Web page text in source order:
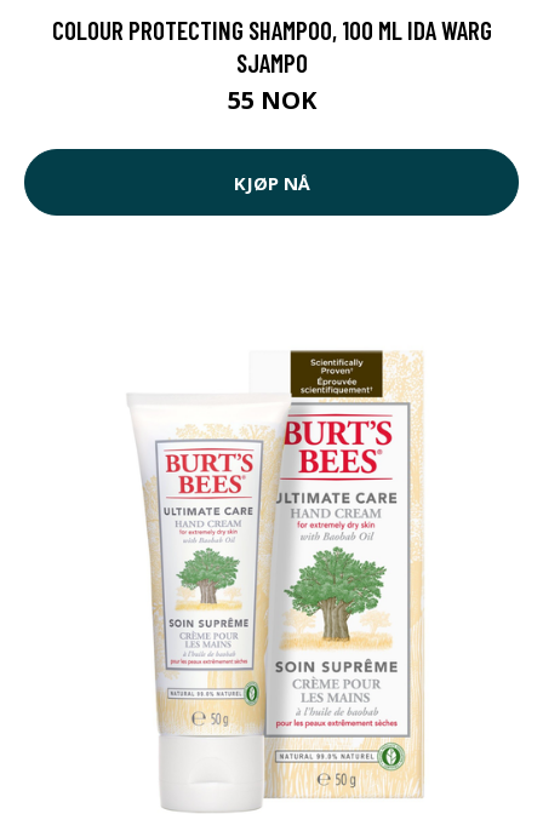
COLOUR PROTECTING SHAMPOO, 100 ML IDA WARG
SJAMPO
55 NOK
KJØP NÅ